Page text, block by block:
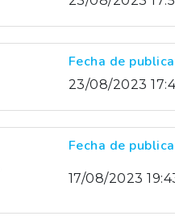
Fecha de
23/08/2023
Fecha de
17/08/2023